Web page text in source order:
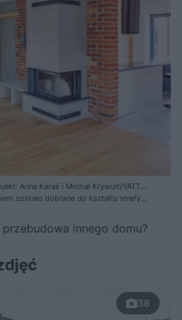
Anna Karaś i Michał Krywult/YATTA
zostało dobrane do kształtu strefy
innego domu?
38